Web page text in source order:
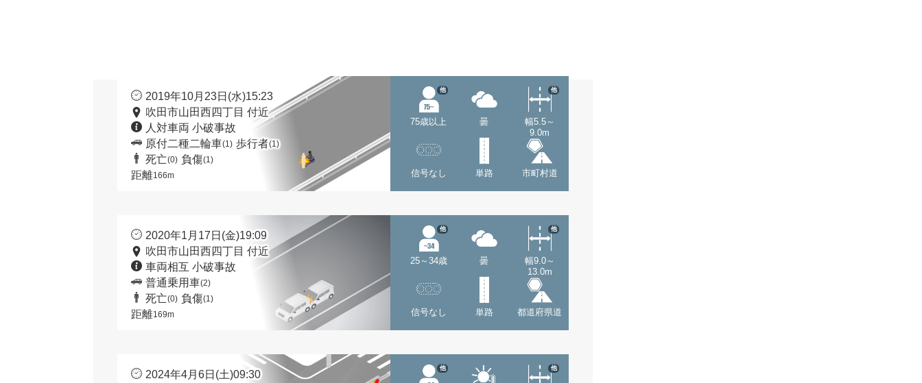
2019年10月23日(水)15:23
吹田市山田西四丁目 付近
人対車両 小破事故
原付二種二輪車(1) 歩行者(1)
死亡(0) 負傷(1)
距離166m
75歳以上
他
曇
幅5.5～
9.0m
他
信号なし 単路 市町村道
2020年1月17日(金)19:09
吹田市山田西四丁目 付近
車両相互 小破事故
普通乗用車(2)
死亡(0) 負傷(1)
距離169m
25～34歳
他
曇
幅9.0～
13.0m
他
信号なし 単路 都道府県道
2024年4月6日(土)09:30
他 他